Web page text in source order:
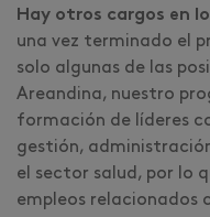
Hay otros cargos en
una vez terminado el
solo algunas de las
Areandina, nuestro
formación de líderes
gestión,
el sector salud, por lo
empleos relacionados